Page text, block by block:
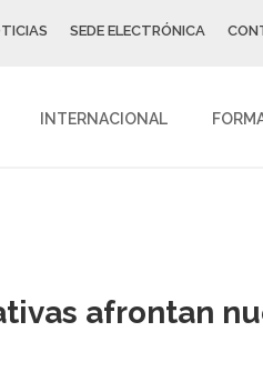
SEDE ELECTRÓNICA
INTERNACIONAL
afrontan